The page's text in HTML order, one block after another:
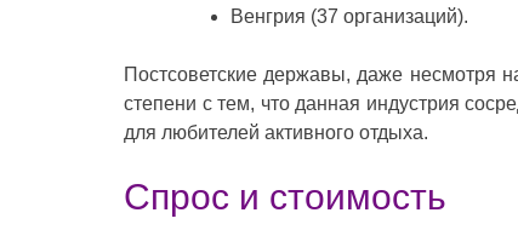
Венгрия (37 организаций).
Постсоветские державы, даже несмотря
степени с тем, что данная индустрия
для любителей активного отдыха.
Спрос и стоимость